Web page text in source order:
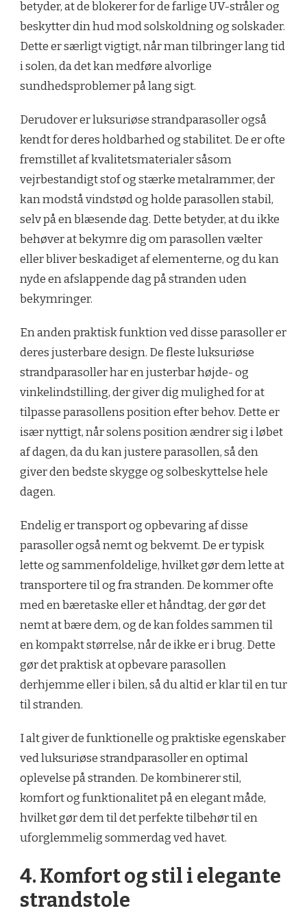
betyder, at de blokerer for de farlige UV-stråler og
beskytter din hud mod solskoldning og solskader.
Dette er særligt vigtigt, når man tilbringer lang tid
i solen, da det kan medføre alvorlige
sundhedsproblemer på lang sigt.
Derudover er luksuriøse strandparasoller også
kendt for deres holdbarhed og stabilitet. De er ofte
fremstillet af kvalitetsmaterialer såsom
vejrbestandigt stof og stærke metalrammer, der
kan modstå vindstød og holde parasollen stabil,
selv på en blæsende dag. Dette betyder, at du ikke
behøver at bekymre dig om parasollen vælter
eller bliver beskadiget af elementerne, og du kan
nyde en afslappende dag på stranden uden
bekymringer.
En anden praktisk funktion ved disse parasoller er
deres justerbare design. De fleste luksuriøse
strandparasoller har en justerbar højde- og
vinkelindstilling, der giver dig mulighed for at
tilpasse parasollens position efter behov. Dette er
især nyttigt, når solens position ændrer sig i løbet
af dagen, da du kan justere parasollen, så den
giver den bedste skygge og solbeskyttelse hele
dagen.
Endelig er transport og opbevaring af disse
parasoller også nemt og bekvemt. De er typisk
lette og sammenfoldelige, hvilket gør dem lette at
transportere til og fra stranden. De kommer ofte
med en bæretaske eller et håndtag, der gør det
nemt at bære dem, og de kan foldes sammen til
en kompakt størrelse, når de ikke er i brug. Dette
gør det praktisk at opbevare parasollen
derhjemme eller i bilen, så du altid er klar til en tur
til stranden.
I alt giver de funktionelle og praktiske egenskaber
ved luksuriøse strandparasoller en optimal
oplevelse på stranden. De kombinerer stil,
komfort og funktionalitet på en elegant måde,
hvilket gør dem til det perfekte tilbehør til en
uforglemmelig sommerdag ved havet.
4. Komfort og stil i elegante
strandstole